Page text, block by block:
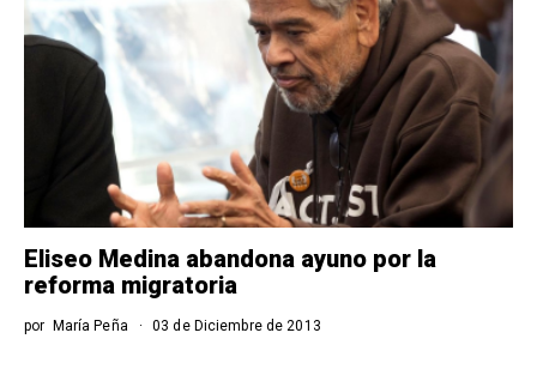
Eliseo Medina abandona ayuno por la
reforma migratoria
por María Peña 03 de Diciembre de 2013